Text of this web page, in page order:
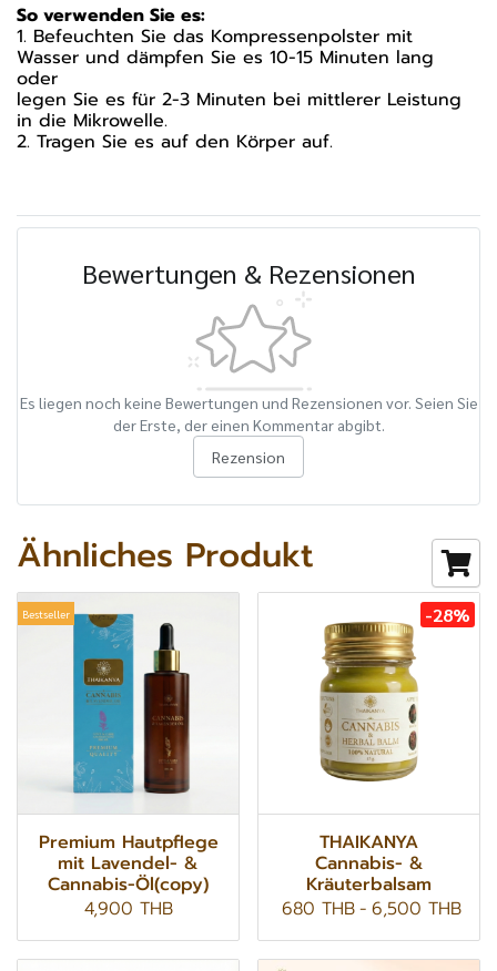
So verwenden Sie es:
1. Befeuchten Sie das Kompressenpolster mit
Wasser und dämpfen Sie es 10-15 Minuten lang
oder
legen Sie es für 2-3 Minuten bei mittlerer Leistung
in die Mikrowelle.
2. Tragen Sie es auf den Körper auf.
Bewertungen & Rezensionen
Es liegen noch keine Bewertungen und Rezensionen vor. Seien Sie
der Erste, der einen Kommentar abgibt.
Rezension
Ähnliches Produkt
Bestseller
Premium Hautpflege
mit Lavendel- &
Cannabis-Öl(copy)
4,900 THB
-28%
THAIKANYA
Cannabis- &
Kräuterbalsam
680 THB- 6,500 THB